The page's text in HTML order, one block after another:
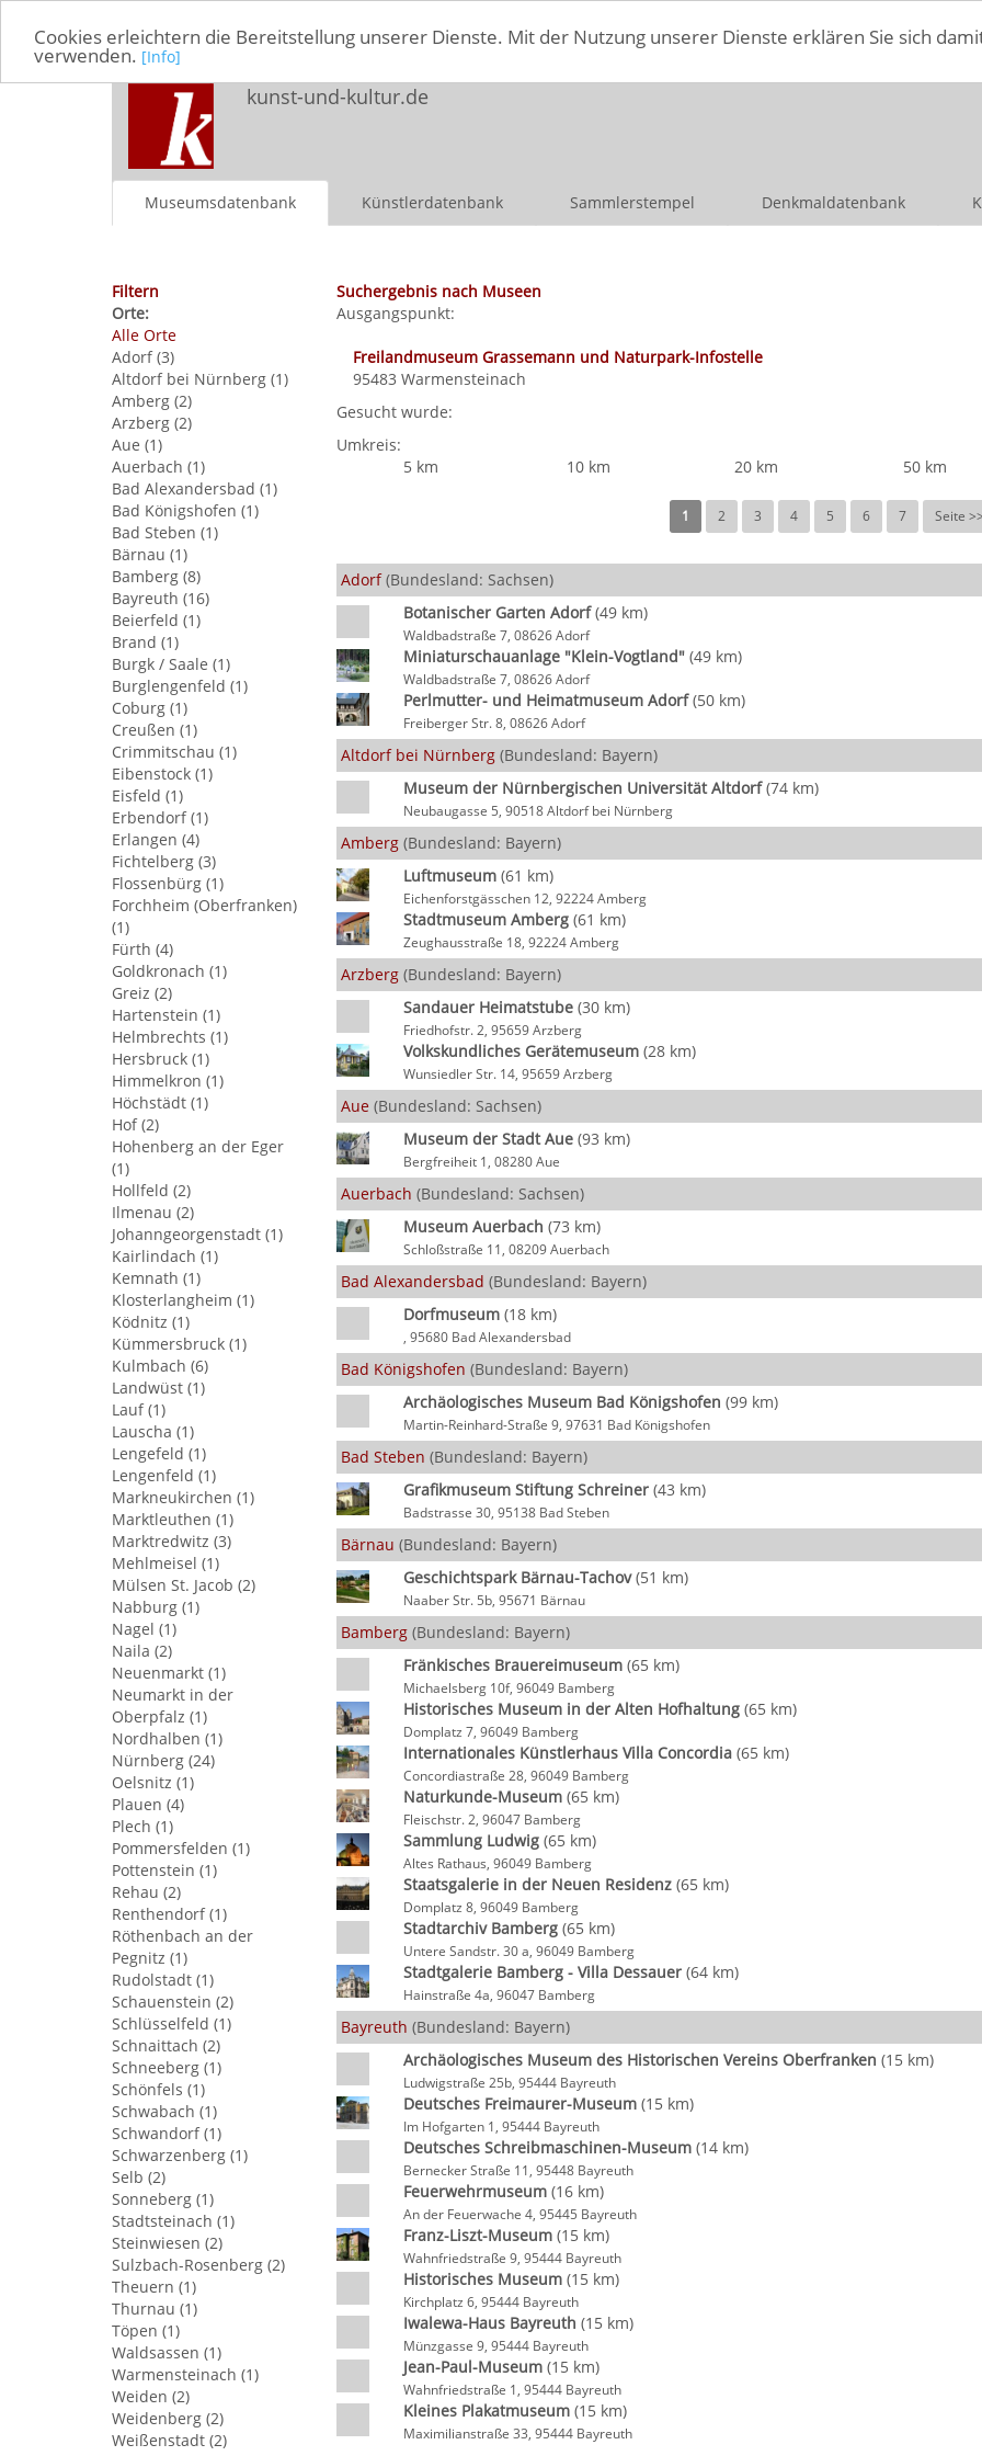
Cookies erleichtern die Bereitstellung unserer Dienste. Mit der Nutzung unserer Dienste erklären Sie sich
verwenden. [Info]
kunst-und-kultur.de
Museumsdatenbank Künstlerdatenbank Sammlerstempel Denkmaldatenbank
Filtern
Orte:
Alle Orte
Adorf (3)
Altdorf bei Nürnberg (1)
Amberg (2)
Arzberg (2)
Aue (1)
Auerbach (1)
Bad Alexandersbad (1)
Bad Königshofen (1)
Bad Steben (1)
Bärnau (1)
Bamberg (8)
Bayreuth (16)
Beierfeld (1)
Brand (1)
Burgk / Saale (1)
Burglengenfeld (1)
Coburg (1)
Creußen (1)
Crimmitschau (1)
Eibenstock (1)
Eisfeld (1)
Erbendorf (1)
Erlangen (4)
Fichtelberg (3)
Flossenbürg (1)
Forchheim (Oberfranken)
(1)
Fürth (4)
Goldkronach (1)
Greiz (2)
Hartenstein (1)
Helmbrechts (1)
Hersbruck (1)
Himmelkron (1)
Höchstädt (1)
Hof (2)
Hohenberg an der Eger
(1)
Hollfeld (2)
Ilmenau (2)
Johanngeorgenstadt (1)
Kairlindach (1)
Kemnath (1)
Klosterlangheim (1)
Ködnitz (1)
Kümmersbruck (1)
Kulmbach (6)
Landwüst (1)
Lauf (1)
Lauscha (1)
Lengefeld (1)
Lengenfeld (1)
Markneukirchen (1)
Marktleuthen (1)
Marktredwitz (3)
Mehlmeisel (1)
Mülsen St. Jacob (2)
Nabburg (1)
Nagel (1)
Naila (2)
Neuenmarkt (1)
Neumarkt in der
Oberpfalz (1)
Nordhalben (1)
Nürnberg (24)
Oelsnitz (1)
Plauen (4)
Plech (1)
Pommersfelden (1)
Pottenstein (1)
Rehau (2)
Renthendorf (1)
Röthenbach an der
Pegnitz (1)
Rudolstadt (1)
Schauenstein (2)
Schlüsselfeld (1)
Schnaittach (2)
Schneeberg (1)
Schönfels (1)
Schwabach (1)
Schwandorf (1)
Schwarzenberg (1)
Selb (2)
Sonneberg (1)
Stadtsteinach (1)
Steinwiesen (2)
Sulzbach-Rosenberg (2)
Theuern (1)
Thurnau (1)
Töpen (1)
Waldsassen (1)
Warmensteinach (1)
Weiden (2)
Weidenberg (2)
Weißenstadt (2)
Suchergebnis nach Museen
Ausgangspunkt:
Freilandmuseum Grassemann und Naturpark-Infostelle
95483 Warmensteinach
Gesucht wurde:
Umkreis:
5 km
10 km 20 km 50 km
1 2 3 4 5 6 7 Seite
Adorf(Bundesland: Sachsen)
Botanischer Garten Adorf(49 km)
Waldbadstraße 7, 08626 Adorf
Miniaturschauanlage "Klein-Vogtland" (49 km)
Waldbadstraße 7, 08626 Adorf
Perlmutter- und Heimatmuseum Adorf(50 km)
Freiberger Str. 8, 08626 Adorf
Altdorf bei Nürnberg (Bundesland: Bayern)
Museum der Nürnbergischen Universität Altdorf(74 km)
Neubaugasse 5, 90518 Altdorf bei Nürnberg
Amberg (Bundesland: Bayern)
Luftmuseum (61 km)
Eichenforstgässchen 12, 92224 Amberg
Stadtmuseum Amberg (61 km)
Zeughausstraße 18, 92224 Amberg
Arzberg (Bundesland: Bayern)
Sandauer Heimatstube (30 km)
Friedhofstr. 2, 95659 Arzberg
Volkskundliches Gerätemuseum (28 km)
Wunsiedler Str. 14, 95659 Arzberg
Aue (Bundesland: Sachsen)
Museum der Stadt Aue (93 km)
Bergfreiheit 1, 08280 Aue
Auerbach (Bundesland: Sachsen)
Museum Auerbach (73 km)
Schloßstraße 11, 08209 Auerbach
Bad Alexandersbad (Bundesland: Bayern)
Dorfmuseum (18 km)
, 95680 Bad Alexandersbad
Bad Königshofen (Bundesland: Bayern)
Archäologisches Museum Bad Königshofen (99 km)
Martin-Reinhard-Straße 9, 97631 Bad Königshofen
Bad Steben (Bundesland: Bayern)
Grafikmuseum Stiftung Schreiner (43 km)
Badstrasse 30, 95138 Bad Steben
Bärnau (Bundesland: Bayern)
Geschichtspark Bärnau-Tachov(51 km)
Naaber Str. 5b, 95671 Bärnau
Bamberg (Bundesland: Bayern)
Fränkisches Brauereimuseum (65 km)
Michaelsberg 10f, 96049 Bamberg
Historisches Museum in der Alten Hofhaltung (65 km)
Domplatz 7, 96049 Bamberg
Internationales Künstlerhaus Villa Concordia (65 km)
Concordiastraße 28, 96049 Bamberg
Naturkunde-Museum (65 km)
Fleischstr. 2, 96047 Bamberg
Sammlung Ludwig (65 km)
Altes Rathaus, 96049 Bamberg
Staatsgalerie in der Neuen Residenz (65 km)
Domplatz 8, 96049 Bamberg
Stadtarchiv Bamberg (65 km)
Untere Sandstr. 30 a, 96049 Bamberg
Stadtgalerie Bamberg - Villa Dessauer (64 km)
Hainstraße 4a, 96047 Bamberg
Bayreuth (Bundesland: Bayern)
Archäologisches Museum des Historischen Vereins Oberfranken (15 km)
Ludwigstraße 25b, 95444 Bayreuth
Deutsches Freimaurer-Museum (15 km)
Im Hofgarten 1, 95444 Bayreuth
Deutsches Schreibmaschinen-Museum (14 km)
Bernecker Straße 11, 95448 Bayreuth
Feuerwehrmuseum (16 km)
An der Feuerwache 4, 95445 Bayreuth
Franz-Liszt-Museum (15 km)
Wahnfriedstraße 9, 95444 Bayreuth
Historisches Museum (15 km)
Kirchplatz 6, 95444 Bayreuth
Iwalewa-Haus Bayreuth (15 km)
Münzgasse 9, 95444 Bayreuth
Jean-Paul-Museum (15 km)
Wahnfriedstraße 1, 95444 Bayreuth
Kleines Plakatmuseum (15 km)
Maximilianstraße 33, 95444 Bayreuth